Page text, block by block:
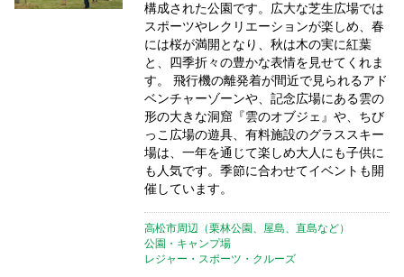
構成された公園です。広大な芝生広場では
スポーツやレクリエーションが楽しめ、春
には桜が満開となり、秋は木の実に紅葉
と、四季折々の豊かな表情を見せてくれま
す。 飛行機の離発着が間近で見られるアド
ベンチャーゾーンや、記念広場にある雲の
形の大きな洞窟『雲のオブジェ』や、ちび
っこ広場の遊具、有料施設のグラススキー
場は、一年を通じて楽しめ大人にも子供に
も人気です。季節に合わせてイベントも開
催しています。
高松市周辺（栗林公園、屋島、直島など）
公園・キャンプ場
レジャー・スポーツ・クルーズ